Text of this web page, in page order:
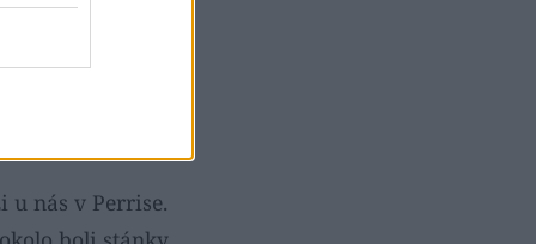
v Oii
krásne uličky
sa dá v pohode
u nás v Perrise.